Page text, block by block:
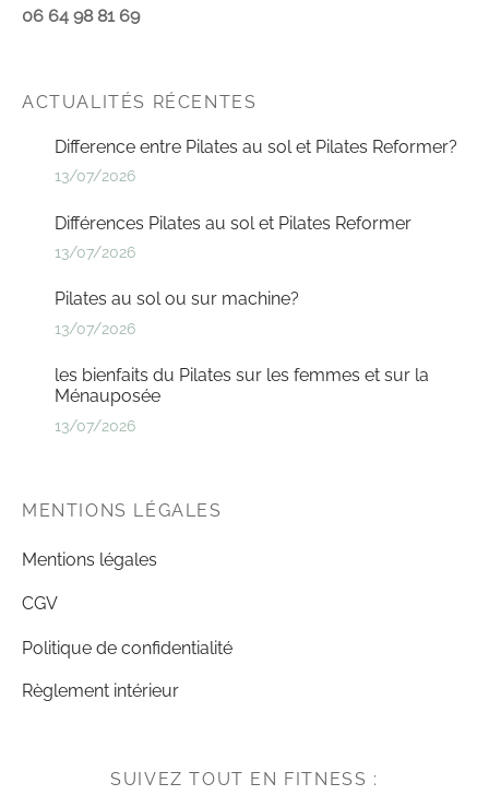
06 64 98 81 69
ACTUALITÉS RÉCENTES
Difference entre Pilates au sol et Pilates Reformer?
13/07/2026
Différences Pilates au sol et Pilates Reformer
13/07/2026
Pilates au sol ou sur machine?
13/07/2026
les bienfaits du Pilates sur les femmes et sur la
Ménauposée
13/07/2026
MENTIONS LÉGALES
Mentions légales
CGV
Politique de confidentialité
Règlement intérieur
SUIVEZ TOUT EN FITNESS :